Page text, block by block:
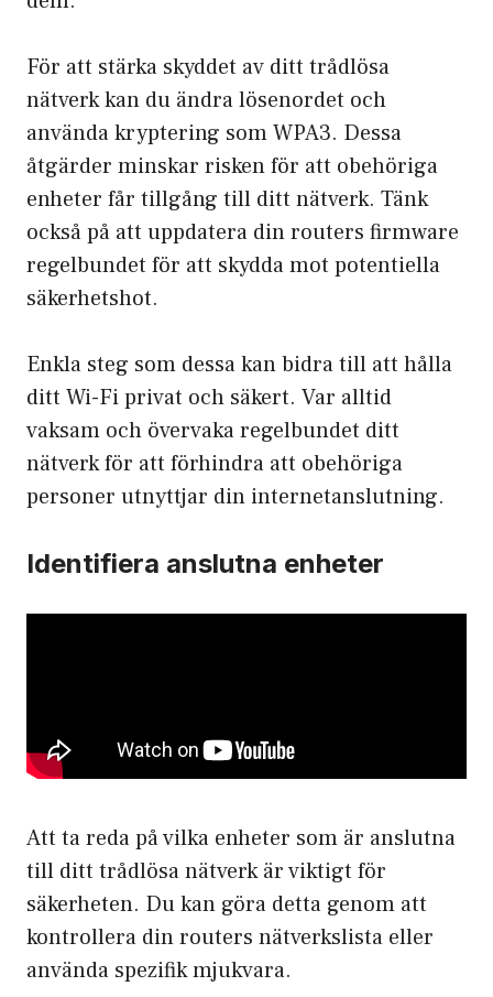
För att stärka skyddet av ditt trådlösa
nätverk kan du ändra lösenordet och
använda kryptering som WPA3. Dessa
åtgärder minskar risken för att obehöriga
enheter får tillgång till ditt nätverk. Tänk
också på att uppdatera din routers firmware
regelbundet för att skydda mot potentiella
säkerhetshot.
Enkla steg som dessa kan bidra till att hålla
ditt Wi-Fi privat och säkert. Var alltid
vaksam och övervaka regelbundet ditt
nätverk för att förhindra att obehöriga
personer utnyttjar din internetanslutning.
Identifiera anslutna enheter
Att ta reda på vilka enheter som är anslutna
till ditt trådlösa nätverk är viktigt för
säkerheten. Du kan göra detta genom att
kontrollera din routers nätverkslista eller
använda spezifik mjukvara.